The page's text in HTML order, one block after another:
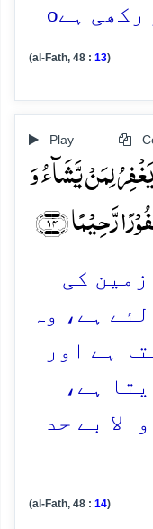
رکھی ہےo
(al-Fath, 48 : 13)
Play
لِمَنۡ یَّشَآءُ وَ
﴿۱۴﴾
زمین کی
ہے، وہ
ہے اور
ہے،
بے حد
(al-Fath, 48 : 14)